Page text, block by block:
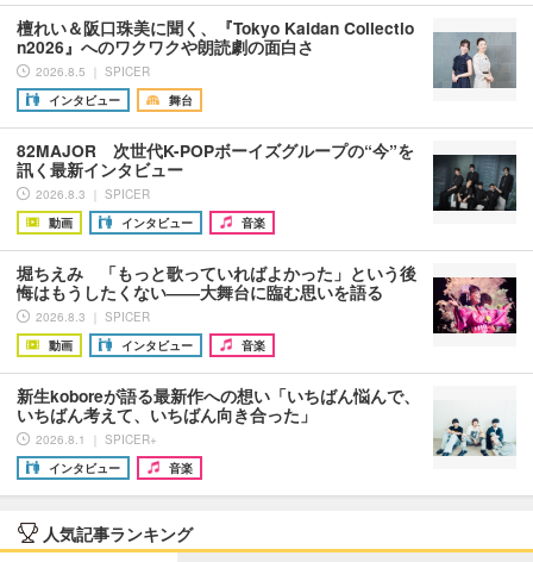
檀れい＆阪口珠美に聞く、『Tokyo Kaidan Collectio
n2026』へのワクワクや朗読劇の面白さ
2026.8.5 ｜ SPICER
インタビュー
舞台
82MAJOR 次世代K-POPボーイズグループの“今”を
訊く最新インタビュー
2026.8.3 ｜ SPICER
動画
インタビュー 音楽
堀ちえみ 「もっと歌っていればよかった」という後
悔はもうしたくない――大舞台に臨む思いを語る
2026.8.3 ｜ SPICER
動画
インタビュー 音楽
新生koboreが語る最新作への想い「いちばん悩んで、
いちばん考えて、いちばん向き合った」
2026.8.1 ｜ SPICER+
インタビュー
音楽
人気記事ランキング